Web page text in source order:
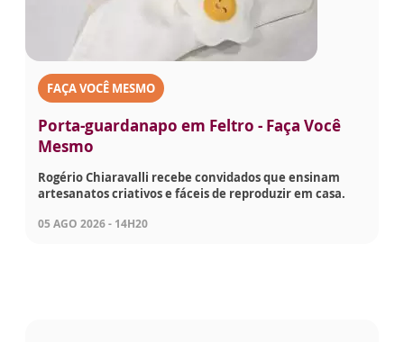
FAÇA VOCÊ MESMO
Porta-guardanapo em Feltro - Faça Você
Mesmo
Rogério Chiaravalli recebe convidados que ensinam
artesanatos criativos e fáceis de reproduzir em casa.
05 AGO 2026 - 14H20